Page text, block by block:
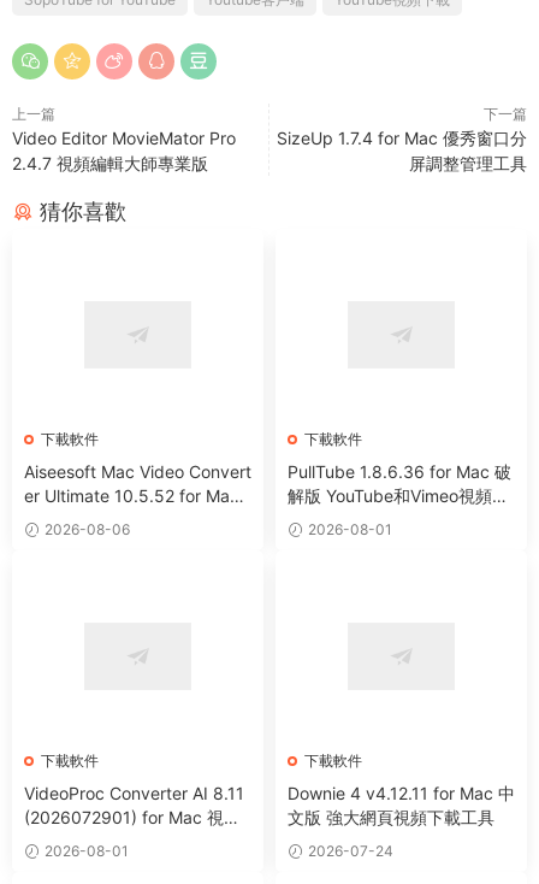
上一篇
Video Editor MovieMator Pro
2.4.7 視頻編輯大師專業版
下一篇
SizeUp 1.7.4 for Mac 優秀窗口分
屏調整管理工具
猜你喜歡
下載軟件
Aiseesoft Mac Video Convert
er Ultimate 10.5.52 for Mac
全能視頻編輯下載轉換工具
2026-08-06
下載軟件
PullTube 1.8.6.36 for Mac 破
解版 YouTube和Vimeo視頻下
載器2026-08-01
下載軟件
VideoProc Converter AI 8.11
(2026072901) for Mac 視頻
編輯處理下載格式轉換工具
2026-08-01
下載軟件
Downie 4 v4.12.11 for Mac 中
文版 強大網頁視頻下載工具
2026-07-24